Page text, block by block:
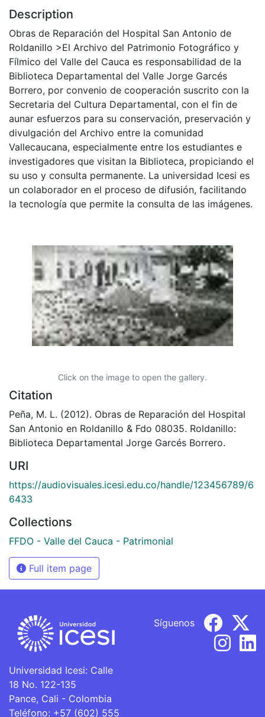
Description
Obras de Reparación del Hospital San Antonio de
Roldanillo >El Archivo del Patrimonio Fotográfico y
Fílmico del Valle del Cauca es responsabilidad de la
Biblioteca Departamental del Valle Jorge Garcés
Borrero, por convenio de cooperación suscrito con la
Secretaria del Cultura Departamental, con el fin de
aunar esfuerzos para su conservación, preservación y
divulgación del Archivo entre la comunidad
Vallecaucana, especialmente entre los estudiantes e
investigadores que visitan la Biblioteca, propiciando el
su uso y consulta permanente. La universidad Icesi es
un colaborador en el proceso de difusión, facilitando
la tecnología que permite la consulta de las imágenes.
Click on the image to open the gallery.
Citation
Peña, M. L. (2012). Obras de Reparación del Hospital
San Antonio en Roldanillo & Fdo 08035. Roldanillo:
Biblioteca Departamental Jorge Garcés Borrero.
URI
https://audiovisuales.icesi.edu.co/handle/123456789/6
6433
Collections
FFDO - Valle del Cauca - Patrimonial
Full item page
Universidad Icesi: Calle
18 No. 122-135
Pance, Cali - Colombia
Teléfono: +57 (602) 555
Síguenos